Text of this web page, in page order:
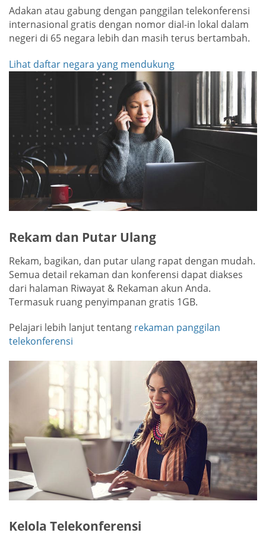
Adakan atau gabung dengan panggilan telekonferensi
internasional gratis dengan nomor dial-in lokal dalam
negeri di 65 negara lebih dan masih terus bertambah.
Lihat daftar negara yang mendukung
Rekam dan Putar Ulang
Rekam, bagikan, dan putar ulang rapat dengan mudah.
Semua detail rekaman dan konferensi dapat diakses
dari halaman Riwayat & Rekaman akun Anda.
Termasuk ruang penyimpanan gratis 1GB.
Pelajari lebih lanjut tentang rekaman panggilan
telekonferensi
Kelola Telekonferensi